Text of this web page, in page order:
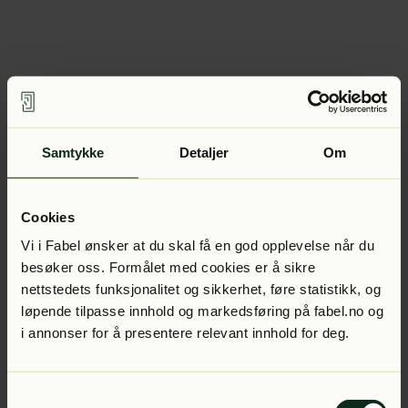
Samtykke Detaljer Om
Cookies
Vi i Fabel ønsker at du skal få en god opplevelse når du
besøker oss. Formålet med cookies er å sikre
nettstedets funksjonalitet og sikkerhet, føre statistikk, og
løpende tilpasse innhold og markedsføring på fabel.no og
i annonser for å presentere relevant innhold for deg.